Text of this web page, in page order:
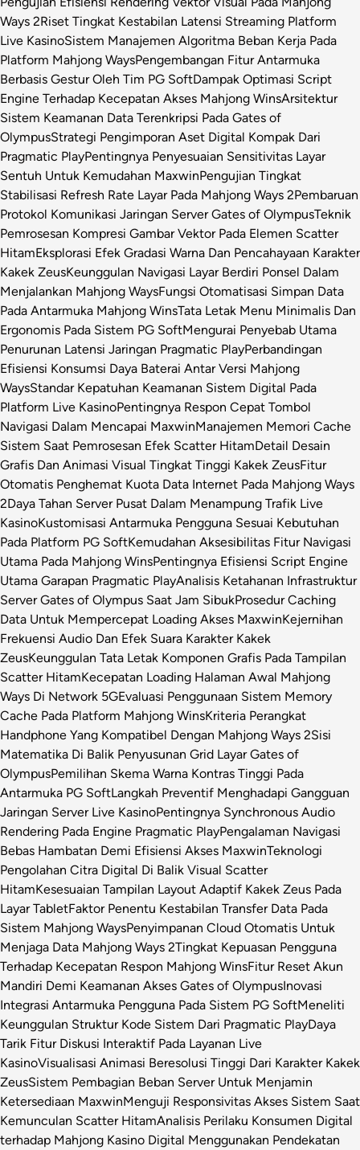
Ways 2Riset Tingkat Kestabilan Latensi Streaming Platform
Live KasinoSistem Manajemen Algoritma Beban Kerja Pada
Platform Mahjong WaysPengembangan Fitur Antarmuka
Berbasis Gestur Oleh Tim PG SoftDampak Optimasi Script
Engine Terhadap Kecepatan Akses Mahjong WinsArsitektur
Sistem Keamanan Data Terenkripsi Pada Gates of
OlympusStrategi Pengimporan Aset Digital Kompak Dari
Pragmatic PlayPentingnya Penyesuaian Sensitivitas Layar
Sentuh Untuk Kemudahan MaxwinPengujian Tingkat
Stabilisasi Refresh Rate Layar Pada Mahjong Ways 2Pembaruan
Protokol Komunikasi Jaringan Server Gates of OlympusTeknik
Pemrosesan Kompresi Gambar Vektor Pada Elemen Scatter
HitamEksplorasi Efek Gradasi Warna Dan Pencahayaan Karakter
Kakek ZeusKeunggulan Navigasi Layar Berdiri Ponsel Dalam
Menjalankan Mahjong WaysFungsi Otomatisasi Simpan Data
Pada Antarmuka Mahjong WinsTata Letak Menu Minimalis Dan
Ergonomis Pada Sistem PG SoftMengurai Penyebab Utama
Penurunan Latensi Jaringan Pragmatic PlayPerbandingan
Efisiensi Konsumsi Daya Baterai Antar Versi Mahjong
WaysStandar Kepatuhan Keamanan Sistem Digital Pada
Platform Live KasinoPentingnya Respon Cepat Tombol
Navigasi Dalam Mencapai MaxwinManajemen Memori Cache
Sistem Saat Pemrosesan Efek Scatter HitamDetail Desain
Grafis Dan Animasi Visual Tingkat Tinggi Kakek ZeusFitur
Otomatis Penghemat Kuota Data Internet Pada Mahjong Ways
2Daya Tahan Server Pusat Dalam Menampung Trafik Live
KasinoKustomisasi Antarmuka Pengguna Sesuai Kebutuhan
Pada Platform PG SoftKemudahan Aksesibilitas Fitur Navigasi
Utama Pada Mahjong WinsPentingnya Efisiensi Script Engine
Utama Garapan Pragmatic PlayAnalisis Ketahanan Infrastruktur
Server Gates of Olympus Saat Jam SibukProsedur Caching
Data Untuk Mempercepat Loading Akses MaxwinKejernihan
Frekuensi Audio Dan Efek Suara Karakter Kakek
ZeusKeunggulan Tata Letak Komponen Grafis Pada Tampilan
Scatter HitamKecepatan Loading Halaman Awal Mahjong
Ways Di Network 5GEvaluasi Penggunaan Sistem Memory
Cache Pada Platform Mahjong WinsKriteria Perangkat
Handphone Yang Kompatibel Dengan Mahjong Ways 2Sisi
Matematika Di Balik Penyusunan Grid Layar Gates of
OlympusPemilihan Skema Warna Kontras Tinggi Pada
Antarmuka PG SoftLangkah Preventif Menghadapi Gangguan
Jaringan Server Live KasinoPentingnya Synchronous Audio
Rendering Pada Engine Pragmatic PlayPengalaman Navigasi
Bebas Hambatan Demi Efisiensi Akses MaxwinTeknologi
Pengolahan Citra Digital Di Balik Visual Scatter
HitamKesesuaian Tampilan Layout Adaptif Kakek Zeus Pada
Layar TabletFaktor Penentu Kestabilan Transfer Data Pada
Sistem Mahjong WaysPenyimpanan Cloud Otomatis Untuk
Menjaga Data Mahjong Ways 2Tingkat Kepuasan Pengguna
Terhadap Kecepatan Respon Mahjong WinsFitur Reset Akun
Mandiri Demi Keamanan Akses Gates of OlympusInovasi
Integrasi Antarmuka Pengguna Pada Sistem PG SoftMeneliti
Keunggulan Struktur Kode Sistem Dari Pragmatic PlayDaya
Tarik Fitur Diskusi Interaktif Pada Layanan Live
KasinoVisualisasi Animasi Beresolusi Tinggi Dari Karakter Kakek
ZeusSistem Pembagian Beban Server Untuk Menjamin
Ketersediaan MaxwinMenguji Responsivitas Akses Sistem Saat
Kemunculan Scatter HitamAnalisis Perilaku Konsumen Digital
terhadap Mahjong Kasino Digital Menggunakan Pendekatan